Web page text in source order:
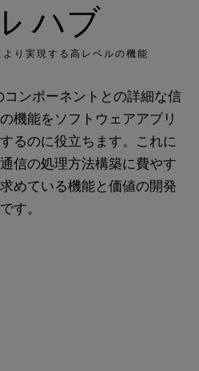
ハブ
り実現する高レベルの機能
ンポーネントとの詳細な信
機能をソフトウェアアプリ
るのに役立ちます。これに
信の処理方法構築に費やす
めている機能と価値の開発
す。